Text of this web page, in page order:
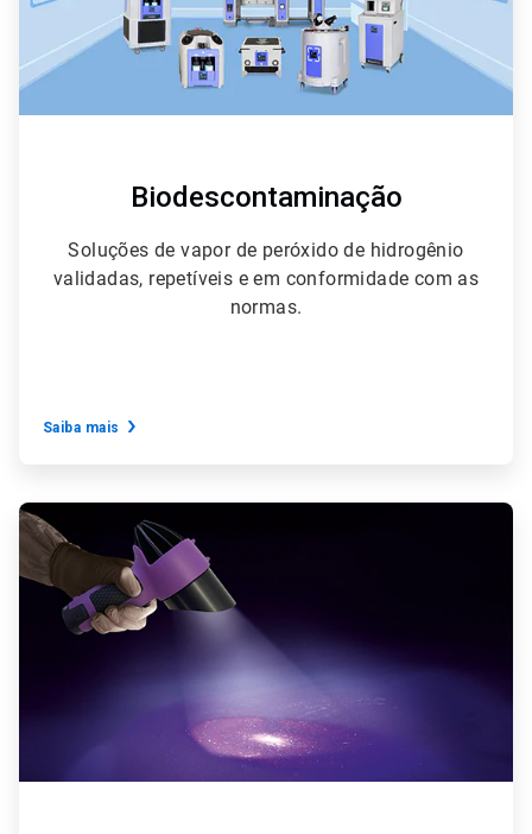
Biodescontaminação
Soluções de vapor de peróxido de hidrogênio
validadas, repetíveis e em conformidade com as
normas.
Saiba mais